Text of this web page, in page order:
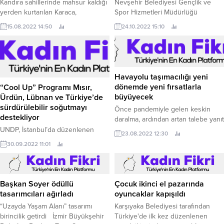
Kandıra sahillerinde mahsur kaldığı
yerden kurtarılan Karaca,
Ormanya’daki tedavisinin ardından
doğal yaşam ortamına bırakılacak.
15.08.2022 14:50
Nevşehir Belediyesi Gençlik ve
Spor Hizmetleri Müdürlüğü
tarafından 29 Ekim Cumhuriyet
Bayramı dolayısıyla düzenlenen
3x3 Sokak Basketbolu Turnuvası
başladı.
24.10.2022 15:10
“Cool Up” Programı Mısır,
Ürdün, Lübnan ve Türkiye’de
sürdürülebilir soğutmayı
destekliyor
UNDP, İstanbul’da düzenlenen
konferansta, iklim dostu
iklimlendirme ve soğutma
çözümleri sergiledi Mısır, Ürdün,
Lübnan, Türkiye ve Ortadoğu ve
Kuzey Afrika Bölgesi’nden yaklaşık
200 temsilci, 28-29 Eylül 2022
tarihlerinde İstanbul’da bir araya
gelerek, sürdürülebilir soğutma
çözümlerini kendi iklim
30.09.2022 11:01
Havayolu taşımacılığı yeni
dönemde yeni fırsatlarla
büyüyecek
Önce pandemiyle gelen keskin
daralma, ardından artan talebe yanıt
verememenin yarattığı kaotik
ortam… Bugün havayolu taşımacılığı
geçiyor.
23.08.2022 12:30
Başkan Soyer ödüllü
tasarımcıları ağırladı
“Uzayda Yaşam Alanı” tasarımı
birincilik getirdi İzmir Büyükşehir
Çocuk ikinci el pazarında
oyuncaklar kapışıldı
Karşıyaka Belediyesi tarafından
Türkiye'de ilk kez düzenlenen